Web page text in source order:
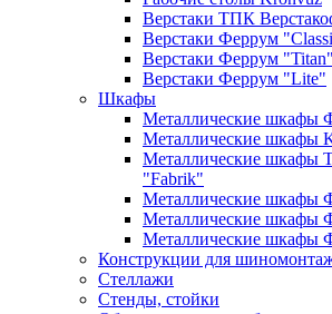
Верстаки ТПК
Верстаки Феррум
Верстаки Феррум "Titan"
Верстаки Феррум "Lite"
Шкафы
Металлические шкафы
Металлические шкафы
Металлические шкафы
"Fabrik"
Металлические шкафы
Металлические шкафы
Металлические шкафы
Конструкции для
Стеллажи
Стенды, стойки